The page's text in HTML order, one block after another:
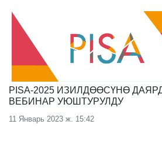
PISA-2025 ИЗИЛДӨӨСҮНӨ
ВЕБИНАР УЮШТУРУЛДУ
11 Январь 2023 ж. 15:42